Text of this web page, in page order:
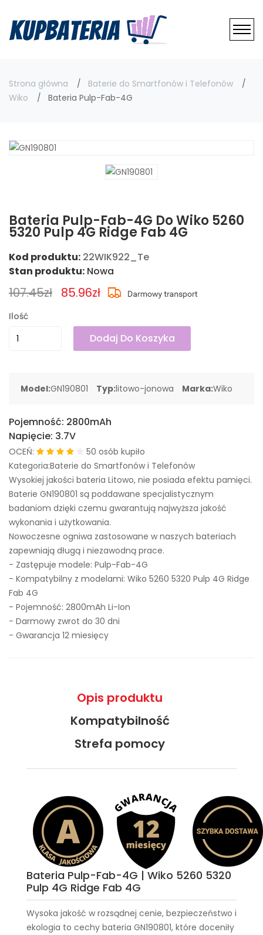
Strona główna
Baterie do Smartfonów i Telefonów
Wiko
Bateria Pulp-Fab-4G
Bateria Pulp-Fab-4G Do Wiko 5260
5320 Pulp 4G Ridge Fab 4G
Kod produktu: 22WIK922_Te
Stan produktu: Nowa
107.45zł 85.96zł
Ilość
Dodaj Do Koszyka
Model:GN190801 Typ:litowo-jonowa Marka:Wiko
Pojemność: 2800mAh
Napięcie: 3.7V
OCEŃ:
50 osób kupiło
Kategoria:Baterie do Smartfonów i Telefonów
Wysokiej jakości bateria Litowo, nie posiada efektu pamięci.
Baterie GN190801 są poddawane specjalistycznym
badaniom dzięki czemu gwarantują najwyższa jakość
wykonania i użytkowania.
Nowoczesne ogniwa zastosowane w naszych bateriach
zapewniają długą i niezawodną prace.
- Zastępuje modele: Pulp-Fab-4G
- Kompatybilny z modelami: Wiko 5260 5320 Pulp 4G Ridge
Fab 4G
- Pojemność: 2800mAh Li-Ion
- Darmowy zwrot do 30 dni
- Gwarancja 12 miesięcy
Opis produktu
Kompatybilność
Strefa pomocy
Bateria Pulp-Fab-4G | Wiko 5260 5320
Pulp 4G Ridge Fab 4G
Wysoka jakość w rozsądnej cenie, bezpieczeństwo i
ekologia to cechy bateria GN190801, które doceniły